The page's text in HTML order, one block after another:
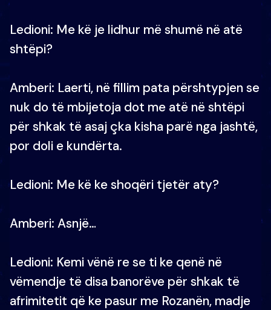
Ledioni: Me kë je lidhur më shumë në atë
shtëpi?
Amberi: Laerti, në fillim pata përshtypjen se
nuk do të mbijetoja dot me atë në shtëpi
për shkak të asaj çka kisha parë nga jashtë,
por doli e kundërta.
Ledioni: Me kë ke shoqëri tjetër aty?
Amberi: Asnjë…
Ledioni: Kemi vënë re se ti ke qenë në
vëmendje të disa banorëve për shkak të
afrimitetit që ke pasur me Rozanën, madje